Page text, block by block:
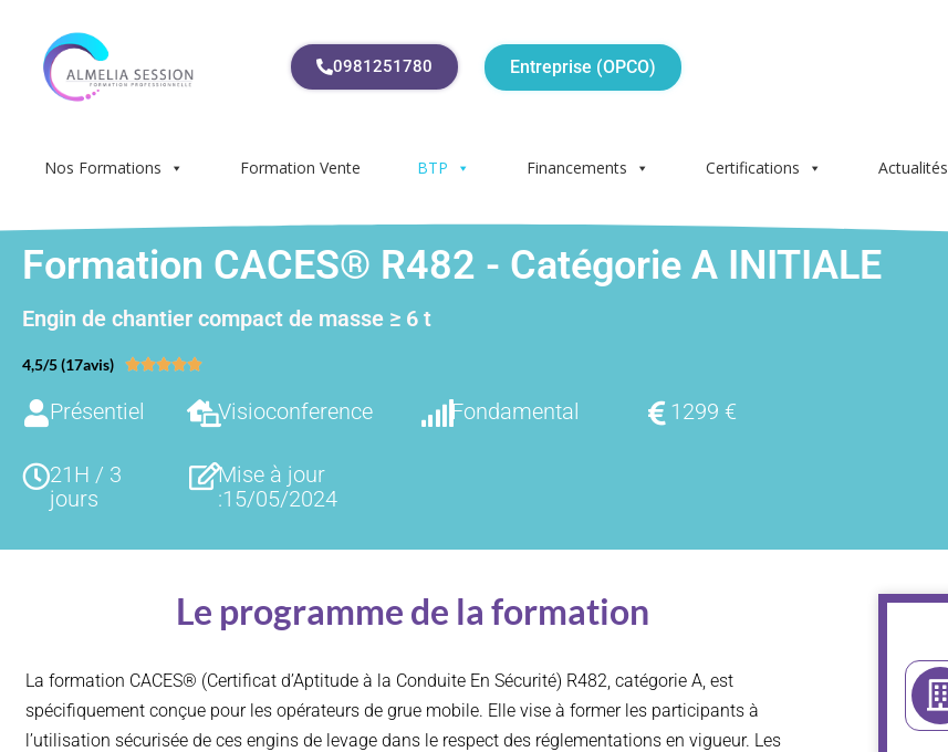
0981251780 Entreprise (OPCO)
Nos Formations Formation Vente BTP Financements Certifications Actualités
Formation CACES® R482 - Catégorie A INITIALE
Engin de chantier compact de masse ≥ 6 t
4,5/5 (17avis) 
Présentiel
21H / 3
jours
Visioconference
Mise à jour
:15/05/2024
Fondamental 1299 €
Le programme de la formation
La formation CACES® (Certificat d’Aptitude à la Conduite En Sécurité) R482, catégorie A, est
spécifiquement conçue pour les opérateurs de grue mobile. Elle vise à former les participants à
l’utilisation sécurisée de ces engins de levage dans le respect des réglementations en vigueur. Les